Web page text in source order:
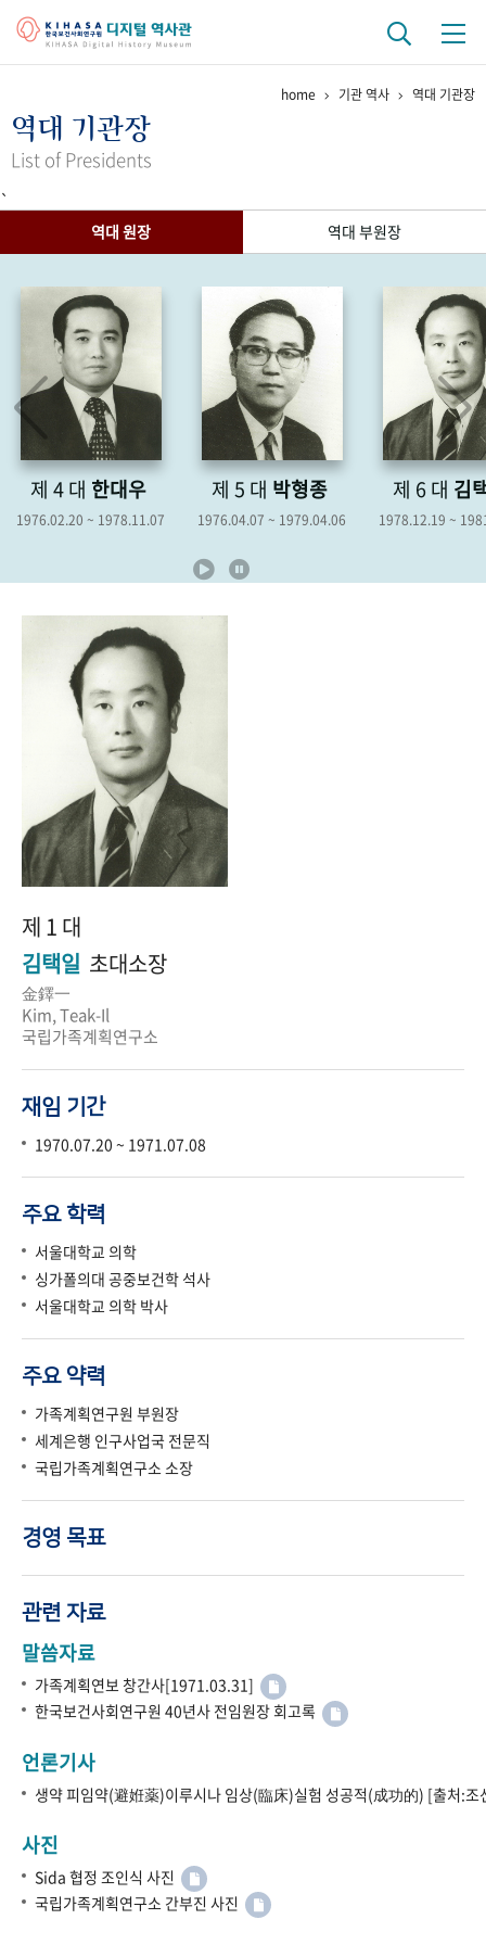
걸어온 길 기관 변천사
연구 역사
정책과 연구 키워드로 보는 연구 역사
연구자들
기록물 아카이브
사진 아카이브 문서 기록물 행정박물
50+1주년 기념
성과 50선 숫자로 보는 50년 50 +1주년 광장
세계와 함께 한 KIHASA
home 기관 역사 역대 기관장
역대 기관장
List of Presidents
`
역대 원장
역대 부원장
제 4 대 한대우
1976.02.20 ~ 1978.11.07
제 5 대 박형종
1976.04.07 ~ 1979.04.06
제 6 대 김
1978.12.19 ~
제 1 대
김택일 초대소장
金鐸一
Kim, Teak-Il
국립가족계획연구소
재임 기간
1970.07.20 ~ 1971.07.08
주요 학력
서울대학교 의학
싱가폴의대 공중보건학 석사
서울대학교 의학 박사
주요 약력
가족계획연구원 부원장
세계은행 인구사업국 전문직
국립가족계획연구소 소장
경영 목표
관련 자료
말씀자료
가족계획연보 창간사[1971.03.31]
한국보건사회연구원 40년사 전임원장 회고록
언론기사
생약 피임약(避姙薬)이루시나 임상(臨床)실험 성공적(成功的) [출처:
사진
Sida 협정 조인식 사진
국립가족계획연구소 간부진 사진